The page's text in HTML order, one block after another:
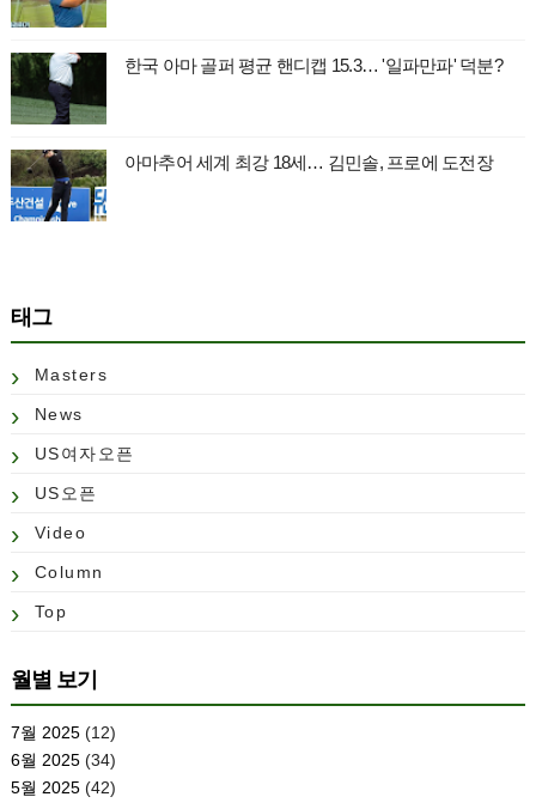
한국 아마 골퍼 평균 핸디캡 15.3… '일파만파' 덕분?
아마추어 세계 최강 18세… 김민솔, 프로에 도전장
태그
Masters
News
US여자오픈
US오픈
Video
Column
Top
월별 보기
7월 2025(12)
6월 2025(34)
5월 2025(42)